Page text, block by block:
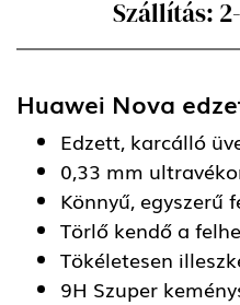
Szállítás:
Huawei Nova
Edzett, karcálló
0,33 mm
Könnyű, egyszerű
Törlő kendő a
Tökéletesen
9H Szuper